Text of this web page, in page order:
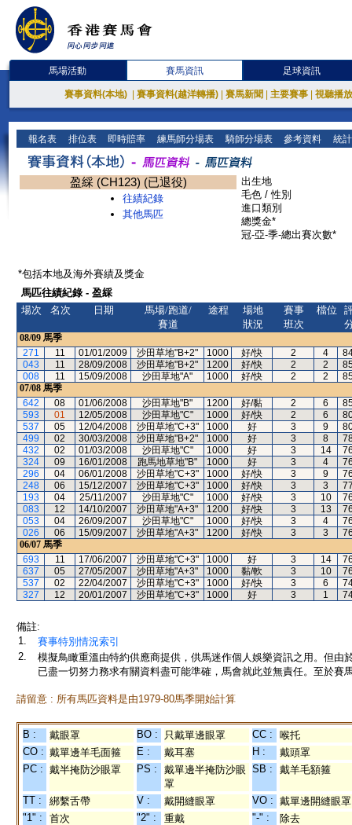
馬場活動 賽馬資訊 足球資訊
賽事資料(本地) 賽事資料(越洋轉播) 賽馬新聞 主要賽事 視聽播
報名表 排位表 即時賠率 練馬師分場表 騎師分場表 參考資料 統
盈綵 (CH123) (已退役)
往績紀錄
其他馬匹
出生地
毛色 / 性別
進口類別
總獎金*
冠-亞-季-總出賽次數*
*包括本地及海外賽績及獎金
馬匹往績紀錄 - 盈綵
場次
名次 日期
馬場/跑道/
賽道
途程
場地
狀況
賽事
班次
檔位
08/09 馬季
271
11 01/01/2009 沙田草地"B+2" 1000 好/快 2 4
043
11 28/09/2008 沙田草地"B+2" 1200 好/快 2 2
008
11 15/09/2008 沙田草地"A" 1000 好/快 2 2
07/08 馬季
642
08 01/06/2008 沙田草地"B" 1200 好/黏 2 6
593
01 12/05/2008 沙田草地"C" 1000 好/快 2 6
537
05 12/04/2008 沙田草地"C+3" 1000 好 3 9
499
02 30/03/2008 沙田草地"B+2" 1000 好 3 8
432
02 01/03/2008 沙田草地"C" 1000 好 3 14
324
09 16/01/2008 跑馬地草地"B" 1000 好 3 4
296
04 06/01/2008 沙田草地"C+3" 1000 好/快 3 9
248
06 15/12/2007 沙田草地"C+3" 1000 好/快 3 3
193
04 25/11/2007 沙田草地"C" 1000 好/快 3 10
083
12 14/10/2007 沙田草地"A+3" 1200 好/快 3 13
053
04 26/09/2007 沙田草地"C" 1000 好/快 3 4
026
06 15/09/2007 沙田草地"A+3" 1200 好/快 3 3
06/07 馬季
693
11 17/06/2007 沙田草地"C+3" 1000 好 3 14
637
05 27/05/2007 沙田草地"A+3" 1000 黏/軟 3 10
537
02 22/04/2007 沙田草地"C+3" 1000 好/快 3 6
327
12 20/01/2007 沙田草地"C+3" 1000 好 3 1
備註:
1.
賽事特別情況索引
2.
模擬鳥瞰重溫由特約供應商提供，供馬迷作個人娛樂資訊之用。但
已盡一切努力務求有關資料盡可能準確，馬會就此並無責任。至於賽
請留意 : 所有馬匹資料是由1979-80馬季開始計算
B : 戴眼罩 BO : 只戴單邊眼罩 CC :
喉托
CO : 戴單邊羊毛面箍 E : 戴耳塞 H :
戴頭罩
PC : 戴半掩防沙眼罩 PS :
戴單邊半掩防沙眼
罩
SB : 戴羊毛額箍
TT : 綁繫舌帶 V : 戴開縫眼罩 VO : 戴單邊開縫眼罩
"1" :
首次 "2" : 重戴 "-" : 除去